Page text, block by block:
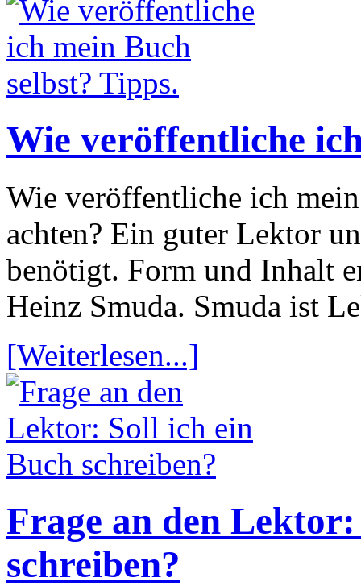
Wie veröffentliche
Wie veröffentliche ich
achten? Ein guter Lektor
benötigt. Form und Inhalt
Heinz Smuda. Smuda ist
[Weiterlesen...]
Frage an den
schreiben?